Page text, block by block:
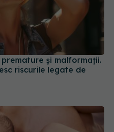
și malformații.
riscurile legate de